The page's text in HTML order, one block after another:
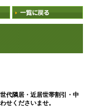
代隣居・近居世帯割引・中
せくださいませ。